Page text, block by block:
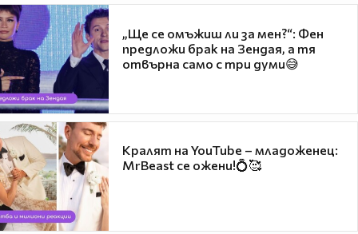
„Ще се омъжиш ли за мен?“: Фен
предложи брак на Зендая, а тя
отвърна само с три думи😅
Кралят на YouTube – младоженец:
MrBeast се ожени!💍🥰